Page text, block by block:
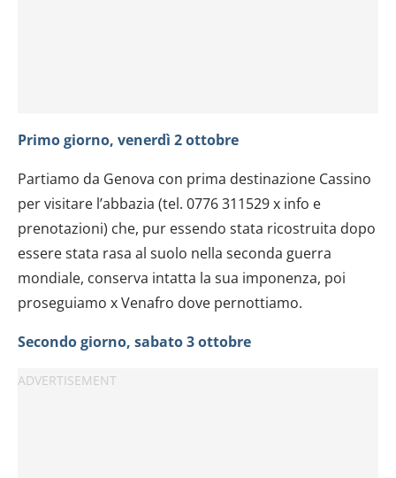
Primo giorno, venerdì 2 ottobre
Partiamo da Genova con prima destinazione Cassino
per visitare l’abbazia (tel. 0776 311529 x info e
prenotazioni) che, pur essendo stata ricostruita dopo
essere stata rasa al suolo nella seconda guerra
mondiale, conserva intatta la sua imponenza, poi
proseguiamo x Venafro dove pernottiamo.
Secondo giorno, sabato 3 ottobre